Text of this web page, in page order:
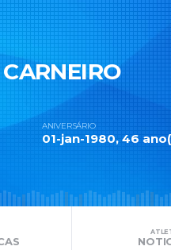
ANIVERSÁRIO
01-jan-1980, 46